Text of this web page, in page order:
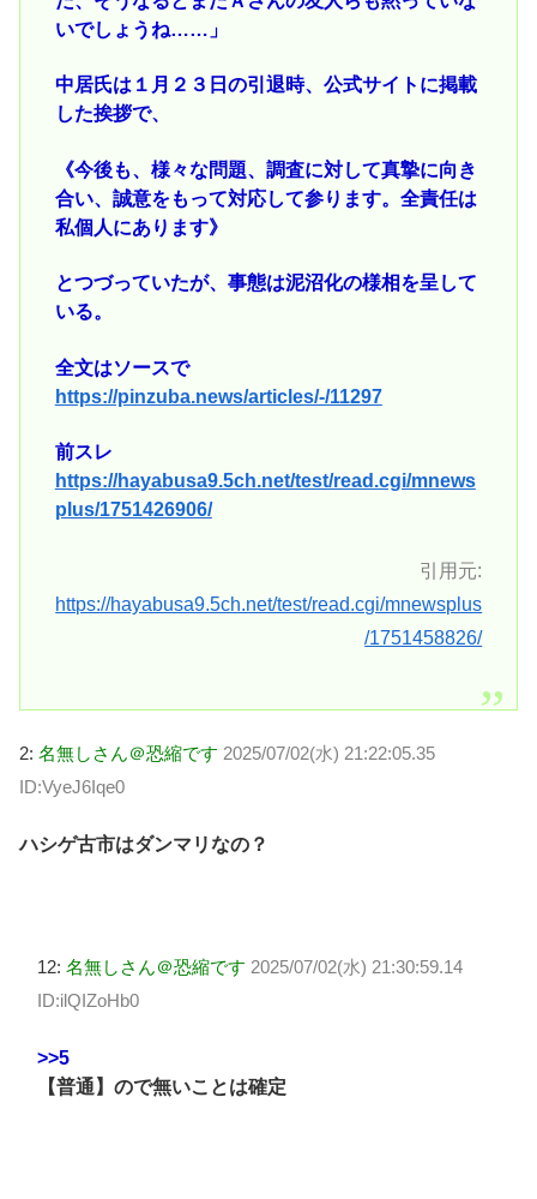
いでしょうね……」
中居氏は１月２３日の引退時、公式サイトに掲載
した挨拶で、
《今後も、様々な問題、調査に対して真摯に向き
合い、誠意をもって対応して参ります。全責任は
私個人にあります》
とつづっていたが、事態は泥沼化の様相を呈して
いる。
全文はソースで
https://pinzuba.news/articles/-/11297
前スレ
https://hayabusa9.5ch.net/test/read.cgi/mnews
plus/1751426906/
引用元:
https://hayabusa9.5ch.net/test/read.cgi/mnewsplus
/1751458826/
2: 名無しさん＠恐縮です 2025/07/02(水) 21:22:05.35
ID:VyeJ6Iqe0
ハシゲ古市はダンマリなの？
12: 名無しさん＠恐縮です 2025/07/02(水) 21:30:59.14
ID:ilQIZoHb0
>>5
【普通】ので無いことは確定